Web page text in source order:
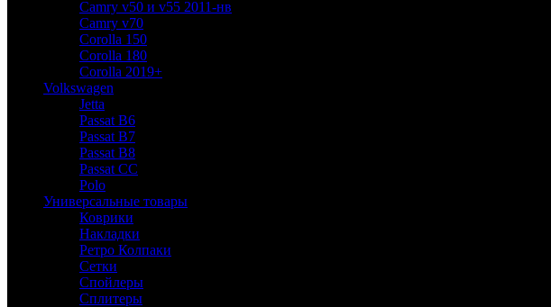
Camry v50 и v55 2011-нв
Camry v70
Corolla 150
Corolla 180
Corolla 2019+
Volkswagen
Jetta
Passat B6
Passat B7
Passat B8
Passat CC
Polo
Универсальные товары
Коврики
Накладки
Ретро Колпаки
Сетки
Спойлеры
Сплитеры